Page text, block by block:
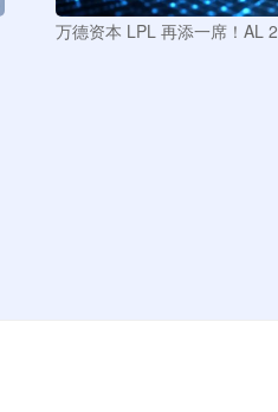
万德资本 LPL 再添一席！AL 2